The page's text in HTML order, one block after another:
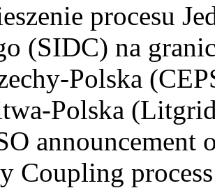
procesu
(SIDC) na
Polska
Polska
announcement
Coupling